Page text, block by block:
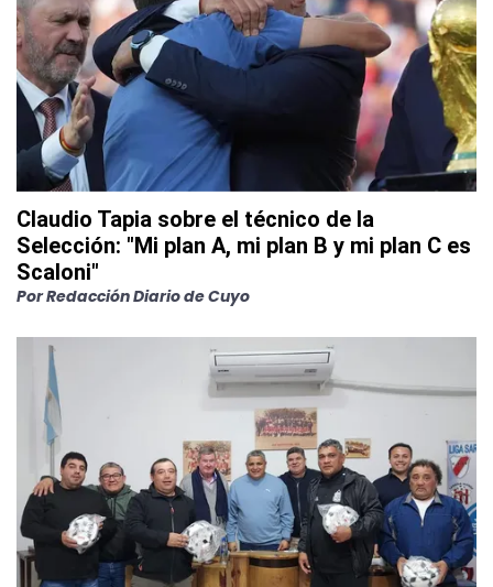
Claudio Tapia sobre el técnico de la
Selección: "Mi plan A, mi plan B y mi plan C es
Scaloni"
PorRedacción Diario de Cuyo